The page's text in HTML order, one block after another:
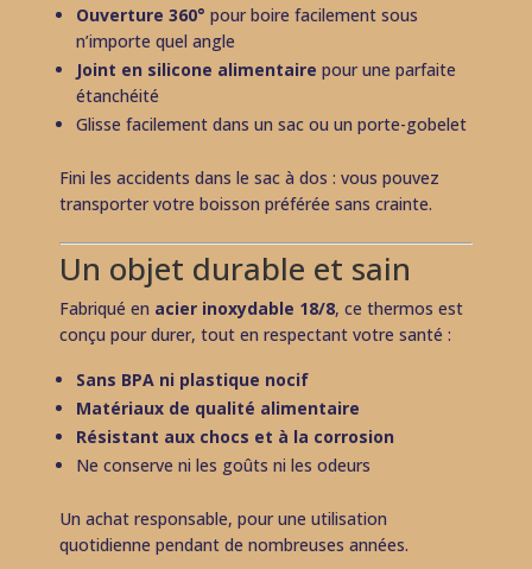
Ouverture 360° pour boire facilement sous
n’importe quel angle
Joint en silicone alimentaire pour une parfaite
étanchéité
Glisse facilement dans un sac ou un porte-gobelet
Fini les accidents dans le sac à dos : vous pouvez
transporter votre boisson préférée sans crainte.
Un objet durable et sain
Fabriqué en acier inoxydable 18/8, ce thermos est
conçu pour durer, tout en respectant votre santé :
Sans BPA ni plastique nocif
Matériaux de qualité alimentaire
Résistant aux chocs et à la corrosion
Ne conserve ni les goûts ni les odeurs
Un achat responsable, pour une utilisation
quotidienne pendant de nombreuses années.